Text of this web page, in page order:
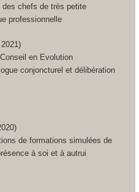
chefs de très petite
professionnelle
en Evolution
conjoncturel et délibération
de formations simulées de
à soi et à autrui